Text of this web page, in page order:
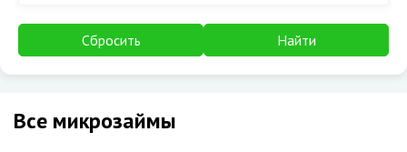
Сбросить Найти
Все микрозаймы